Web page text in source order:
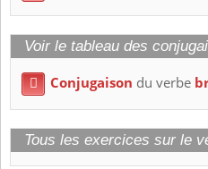
Voir le tableau des
 Conjugaison du verbe
Tous les exercices sur le